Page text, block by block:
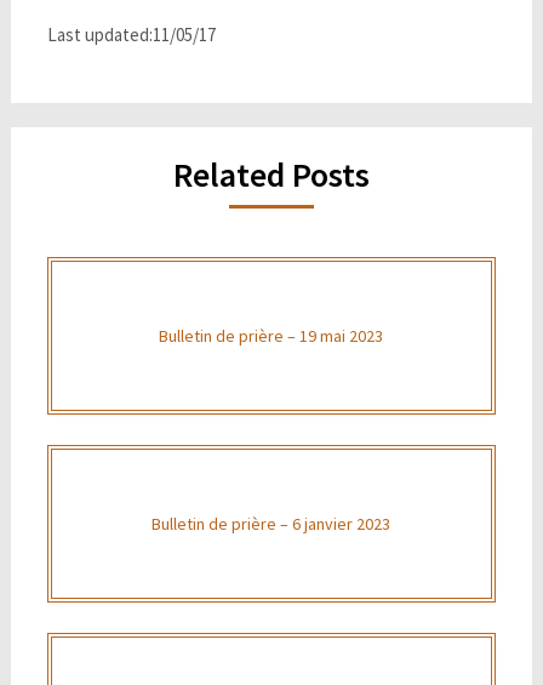
Last updated:11/05/17
Related Posts
Bulletin de prière – 19 mai 2023
Bulletin de prière – 6 janvier 2023